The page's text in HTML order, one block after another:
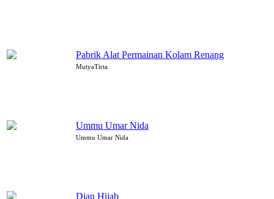
Pabrik Alat Permainan Kolam Renang
MutyaTirta
Ummu Umar Nida
Ummu Umar Nida
Dian Hijab